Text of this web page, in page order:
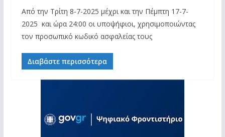
Από την Τρίτη 8-7-2025 μέχρι και την Πέμπτη 17-7-
2025 και ώρα 24:00 οι υποψήφιοι, χρησιμοποιώντας
τον προσωπικό κωδικό ασφαλείας τους
Διαβάστε περισσότερα